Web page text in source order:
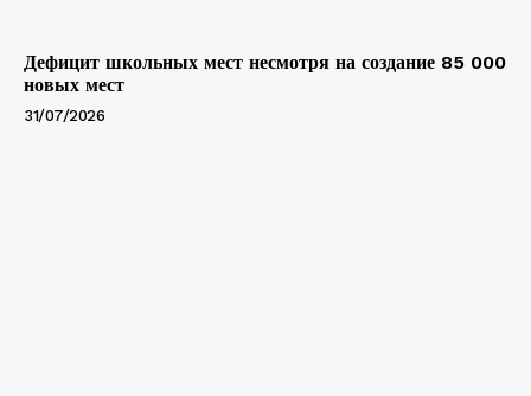
Дефицит школьных мест несмотря на создание 85 000
новых мест
31/07/2026